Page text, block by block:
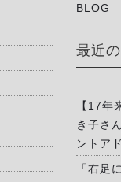
BLOG
最近
【17年
き子さ
ントア
「右足